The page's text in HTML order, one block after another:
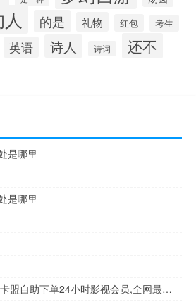
的是 礼物 红包
考生
英语 诗人 诗词 还不
是哪里
是哪里
卡盟怎么对接供货商 - 卡盟自助下单24小时影视会员,全网最低价刷qq业务秒刷